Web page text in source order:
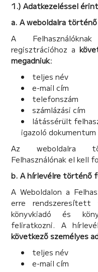
1.) Adatkezeléssel
a. A weboldalra
A
regisztrációhoz a
megadniuk:
teljes név
e-mail cím
telefonszám
számlázási cím
látássérült
igazoló dokumentum
Az weboldalra
Felhasználónak el kell
b. A hírlevélre történő
A Weboldalon a
erre rendszeresített
könyvkiadó és
feliratkozni. A
következő személyes
teljes név
e-mail cím